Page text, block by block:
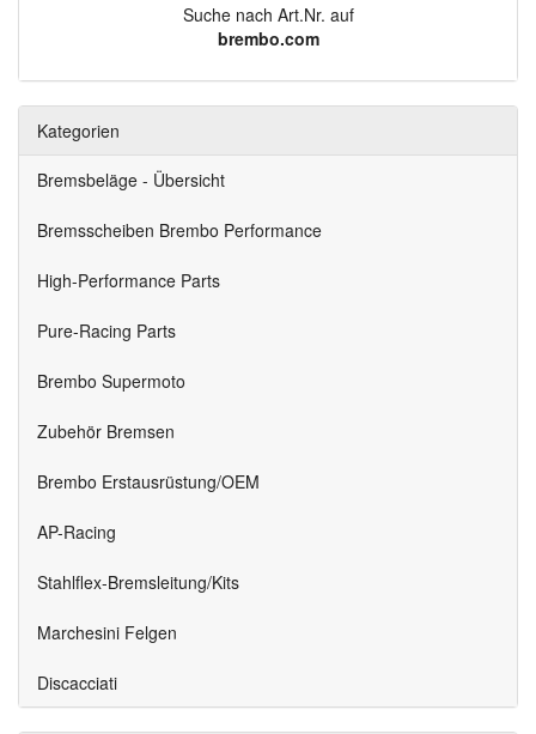
Suche nach Art.Nr. auf
brembo.com
Kategorien
Bremsbeläge - Übersicht
Bremsscheiben Brembo Performance
High-Performance Parts
Pure-Racing Parts
Brembo Supermoto
Zubehör Bremsen
Brembo Erstausrüstung/OEM
AP-Racing
Stahlflex-Bremsleitung/Kits
Marchesini Felgen
Discacciati